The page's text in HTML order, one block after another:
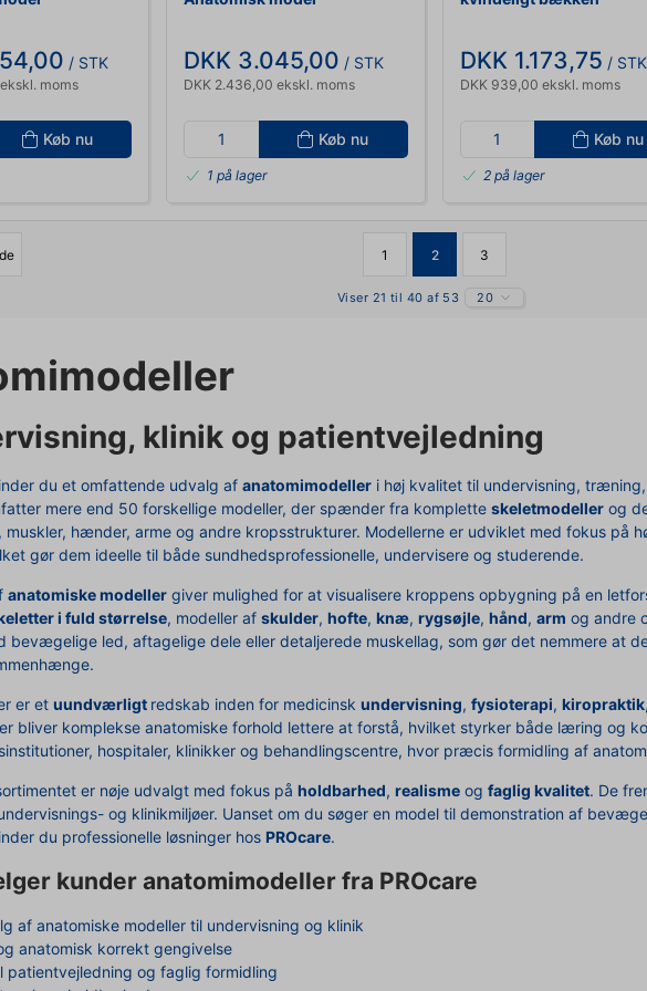
/ STK
moms
Køb nu
DKK 3.045,00 / STK
DKK 2.436,00 ekskl. moms
Køb nu
1 på lager
DKK 1.173,75 / STK
DKK 939,00 ekskl. moms
Køb nu
2 på lager
1 2 3
Viser 21 til 40 af 53 20
klinik og patientvejledning
du et omfattende udvalg afanatomimodeller i høj kvalitet til undervisning,
mere end 50 forskellige modeller, der spænder fra kompletteskeletmodeller og
muskler, hænder, arme og andre kropsstrukturer. Modellerne er udviklet med fokus på
gør dem ideelle til både sundhedsprofessionelle, undervisere og studerende.
anatomiske modeller giver mulighed for at visualisere kroppens opbygning på en
i fuld størrelse, modeller afskulder,hofte,knæ,rygsøjle,hånd,arm og andre
bevægelige led, aftagelige dele eller detaljerede muskellag, som gør det nemmere at
er etuundværligt redskab inden for medicinskundervisning,fysioterapi,kiropraktik
bliver komplekse anatomiske forhold lettere at forstå, hvilket styrker både læring og
hospitaler, klinikker og behandlingscentre, hvor præcis formidling af
er nøje udvalgt med fokus påholdbarhed,realisme ogfaglig kvalitet. De
og klinikmiljøer. Uanset om du søger en model til demonstration af
du professionelle løsninger hos PROcare.
kunder anatomimodeller fra PROcare
af anatomiske modeller til undervisning og klinik
anatomisk korrekt gengivelse
patientvejledning og faglig formidling